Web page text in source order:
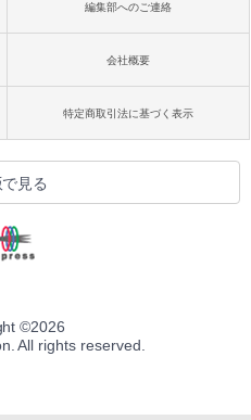
編集部へのご連絡
会社概要
特定商取引法に基づく表示
見る
©2026
All rights reserved.